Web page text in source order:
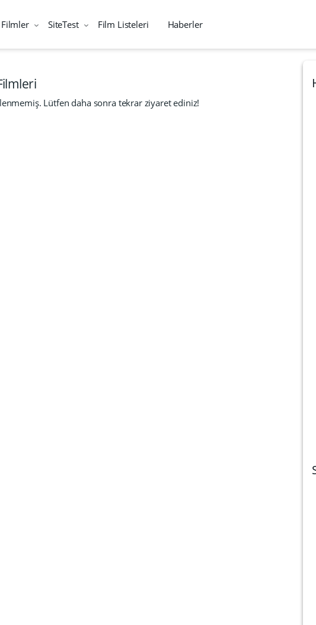
SiteTest Film Listeleri Haberler
Lütfen daha sonra tekrar ziyaret ediniz!